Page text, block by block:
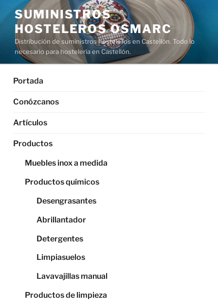
Saltar
al
contenido
SUMINISTROS
HOSTELEROS OSMARC
Distribución de suministros hosteleros en Castellón. Todo lo
necesario para hostelería en Castellón.
Portada
Conózcanos
Artículos
Productos
Muebles inox a medida
Productos químicos
Desengrasantes
Abrillantador
Detergentes
Limpiasuelos
Lavavajillas manual
Productos de limpieza